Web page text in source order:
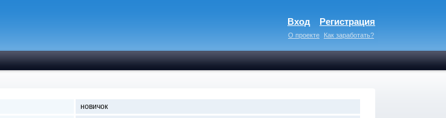
Вход Регистрация
О проекте Как заработать?
новичок